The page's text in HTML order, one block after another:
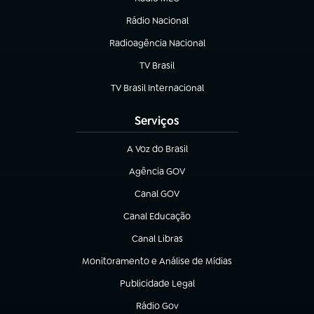
Rádio Nacional
(abre em nova aba)
Radioagência Nacional
(abre em nova aba)
TV Brasil
(abre em nova aba)
TV Brasil Internacional
(abre em nova aba)
Serviços
A Voz do Brasil
(abre em nova aba)
Agência GOV
(abre em nova aba)
Canal GOV
(abre em nova aba)
Canal Educação
(abre em nova aba)
Canal Libras
(abre em nova aba)
Monitoramento e Análise de Mídias
(abre em nova aba)
Publicidade Legal
(abre em nova aba)
Rádio Gov
(abre em nova aba)